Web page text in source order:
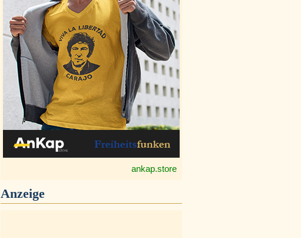
ankap.store
Anzeige